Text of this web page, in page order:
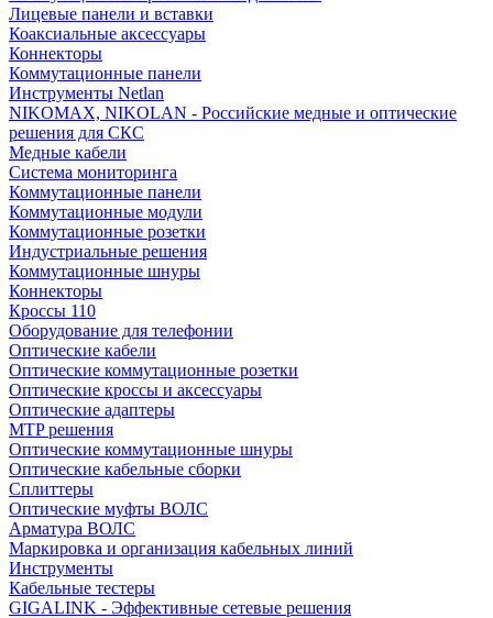
Лицевые панели и вставки
Коаксиальные аксессуары
Коннекторы
Коммутационные панели
Инструменты Netlan
NIKOMAX, NIKOLAN - Российские медные и оптические
решения для СКС
Медные кабели
Система мониторинга
Коммутационные панели
Коммутационные модули
Коммутационные розетки
Индустриальные решения
Коммутационные шнуры
Коннекторы
Кроссы 110
Оборудование для телефонии
Оптические кабели
Оптические коммутационные розетки
Оптические кроссы и аксессуары
Оптические адаптеры
MTP решения
Оптические коммутационные шнуры
Оптические кабельные сборки
Сплиттеры
Оптические муфты ВОЛС
Арматура ВОЛС
Маркировка и организация кабельных линий
Инструменты
Кабельные тестеры
GIGALINK - Эффективные сетевые решения